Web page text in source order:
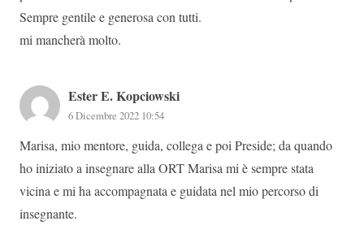
Sempre gentile e generosa con tutti.
mi mancherà molto.
Ester E. Kopciowski
6 Dicembre 2022 10:54
Marisa, mio mentore, guida, collega e poi Preside; da quando
ho iniziato a insegnare alla ORT Marisa mi è sempre stata
vicina e mi ha accompagnata e guidata nel mio percorso di
insegnante.